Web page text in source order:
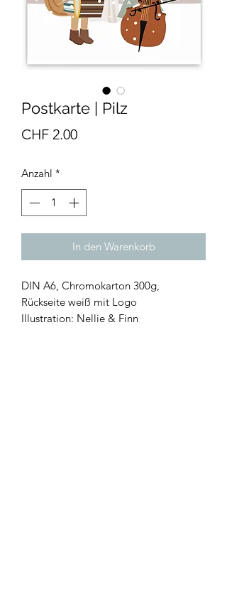
Postkarte | Pilz
CHF 2.00Preis
Anzahl *
In den Warenkorb
DIN A6, Chromokarton 300g,
Rückseite weiß mit Logo
Illustration: Nellie & Finn